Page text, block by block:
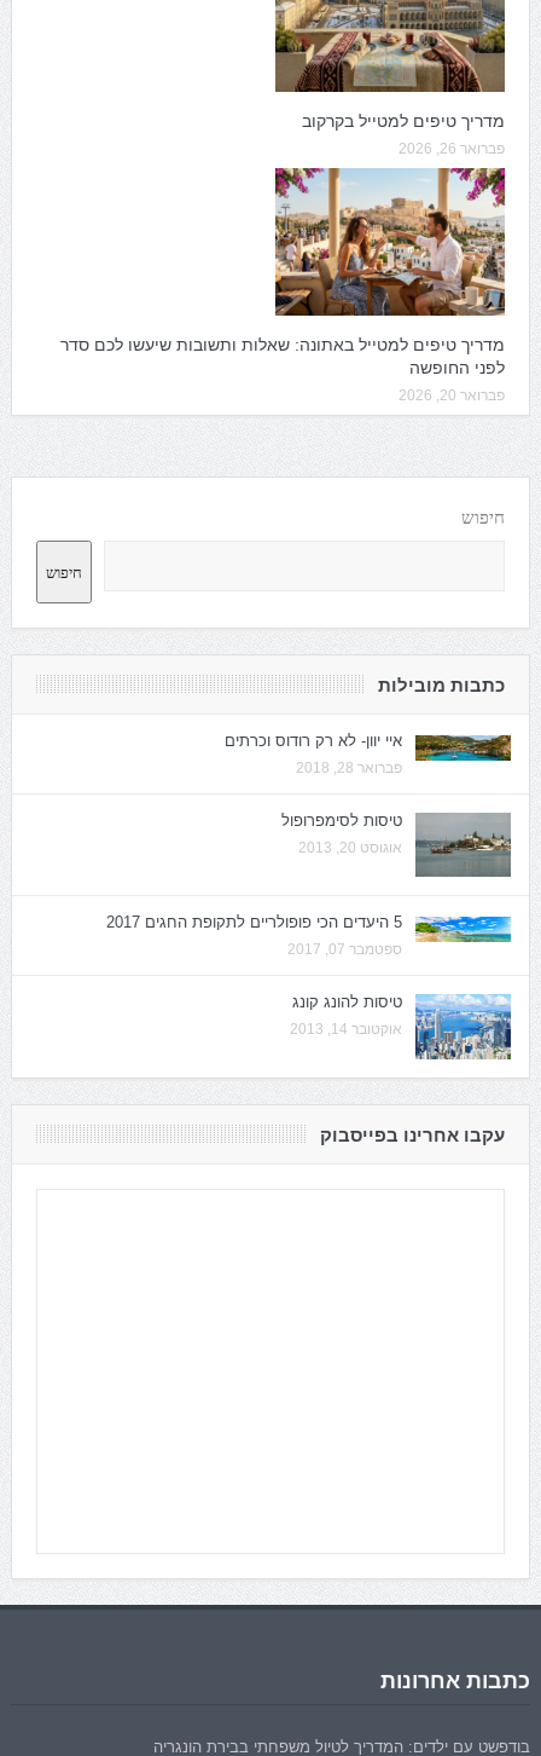
מדריך טיפים למטייל בקרקוב
פברואר 26, 2026
מדריך טיפים למטייל באתונה: שאלות ותשובות שיעשו לכם סדר
לפני החופשה
פברואר 20, 2026
חיפוש
חיפוש
כתבות מובילות
איי יוון- לא רק רודוס וכרתים
פברואר 28, 2018
טיסות לסימפרופול
אוגוסט 20, 2013
5 היעדים הכי פופולריים לתקופת החגים 2017
ספטמבר 07, 2017
טיסות להונג קונג
אוקטובר 14, 2013
עקבו אחרינו בפייסבוק
כתבות אחרונות
בודפשט עם ילדים: המדריך לטיול משפחתי בבירת הונגריה